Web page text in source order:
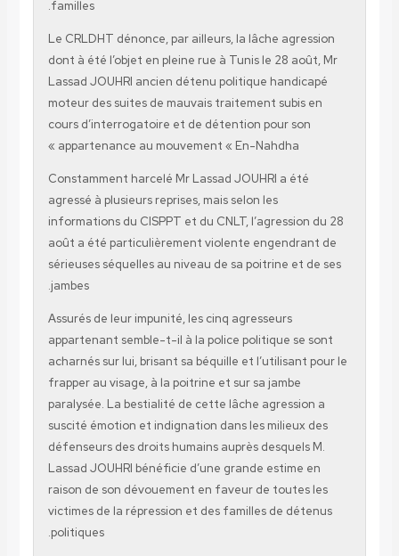
familles.
Le CRLDHT dénonce, par ailleurs, la lâche agression
dont à été l’objet en pleine rue à Tunis le 28 août, Mr
Lassad JOUHRI ancien détenu politique handicapé
moteur des suites de mauvais traitement subis en
cours d’interrogatoire et de détention pour son
appartenance au mouvement « En-Nahdha »
Constamment harcelé Mr Lassad JOUHRI a été
agressé à plusieurs reprises, mais selon les
informations du CISPPT et du CNLT, l’agression du 28
août a été particulièrement violente engendrant de
sérieuses séquelles au niveau de sa poitrine et de ses
jambes.
Assurés de leur impunité, les cinq agresseurs
appartenant semble-t-il à la police politique se sont
acharnés sur lui, brisant sa béquille et l’utilisant pour le
frapper au visage, à la poitrine et sur sa jambe
paralysée. La bestialité de cette lâche agression a
suscité émotion et indignation dans les milieux des
défenseurs des droits humains auprès desquels M.
Lassad JOUHRI bénéficie d’une grande estime en
raison de son dévouement en faveur de toutes les
victimes de la répression et des familles de détenus
politiques.